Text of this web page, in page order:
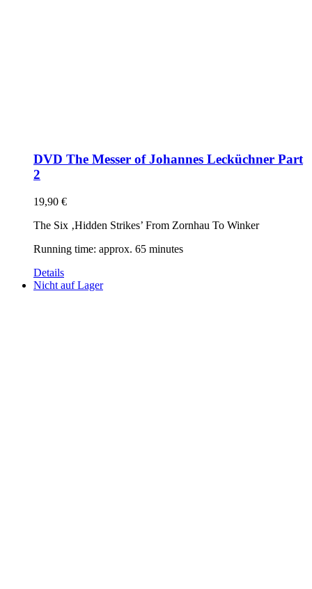
DVD The Messer of Johannes Lecküchner Part
2
19,90 €
The Six ‚Hidden Strikes’ From Zornhau To Winker
Running time: approx. 65 minutes
Details
Nicht auf Lager